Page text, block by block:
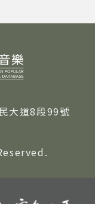
大道8段99號